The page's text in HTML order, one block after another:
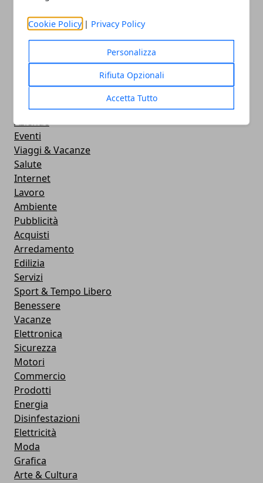
Cookie Policy | Privacy Policy
Personalizza
Rifiuta Opzionali
Accetta Tutto
09/03/2015
Aziende
Eventi
Viaggi & Vacanze
Salute
Internet
Lavoro
Ambiente
Pubblicità
Acquisti
Arredamento
Edilizia
Servizi
Sport & Tempo Libero
Benessere
Vacanze
Elettronica
Sicurezza
Motori
Commercio
Prodotti
Energia
Disinfestazioni
Elettricità
Moda
Grafica
Arte & Cultura